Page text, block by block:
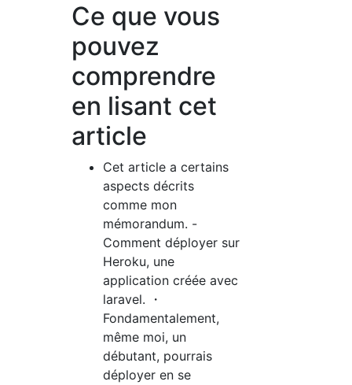
Ce que vous
pouvez
comprendre
en lisant cet
article
Cet article a certains
aspects décrits
comme mon
mémorandum. -
Comment déployer sur
Heroku, une
application créée avec
laravel. ・
Fondamentalement,
même moi, un
débutant, pourrais
déployer en se